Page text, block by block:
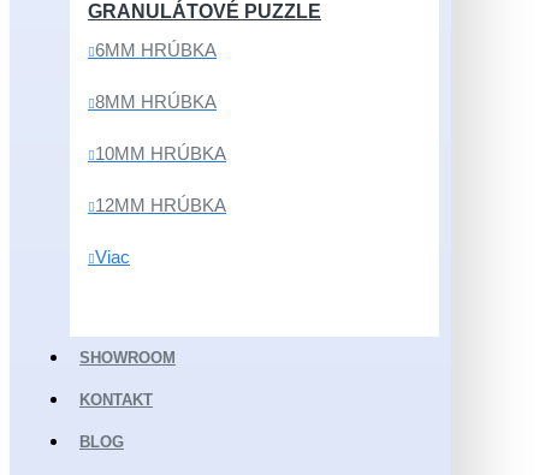
GRANULÁTOVÉ PUZZLE
6MM HRÚBKA
8MM HRÚBKA
10MM HRÚBKA
12MM HRÚBKA
Viac
SHOWROOM
KONTAKT
BLOG